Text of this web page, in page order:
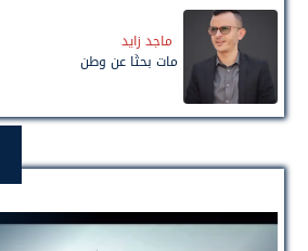
ماجد زايد
مات بحثًا عن وطن